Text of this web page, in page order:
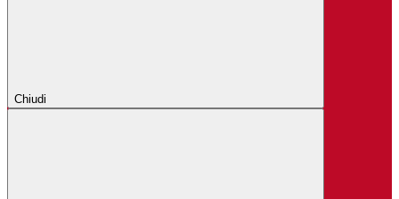
Chiudi